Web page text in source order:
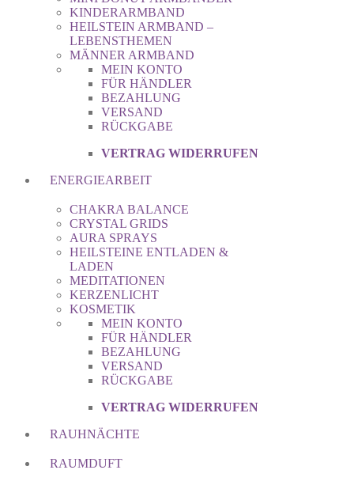
KINDERARMBAND
HEILSTEIN ARMBAND –
LEBENSTHEMEN
MÄNNER ARMBAND
MEIN KONTO
FÜR HÄNDLER
BEZAHLUNG
VERSAND
RÜCKGABE
VERTRAG WIDERRUFEN
ENERGIEARBEIT
CHAKRA BALANCE
CRYSTAL GRIDS
AURA SPRAYS
HEILSTEINE ENTLADEN &
LADEN
MEDITATIONEN
KERZENLICHT
KOSMETIK
MEIN KONTO
FÜR HÄNDLER
BEZAHLUNG
VERSAND
RÜCKGABE
VERTRAG WIDERRUFEN
RAUHNÄCHTE
RAUMDUFT